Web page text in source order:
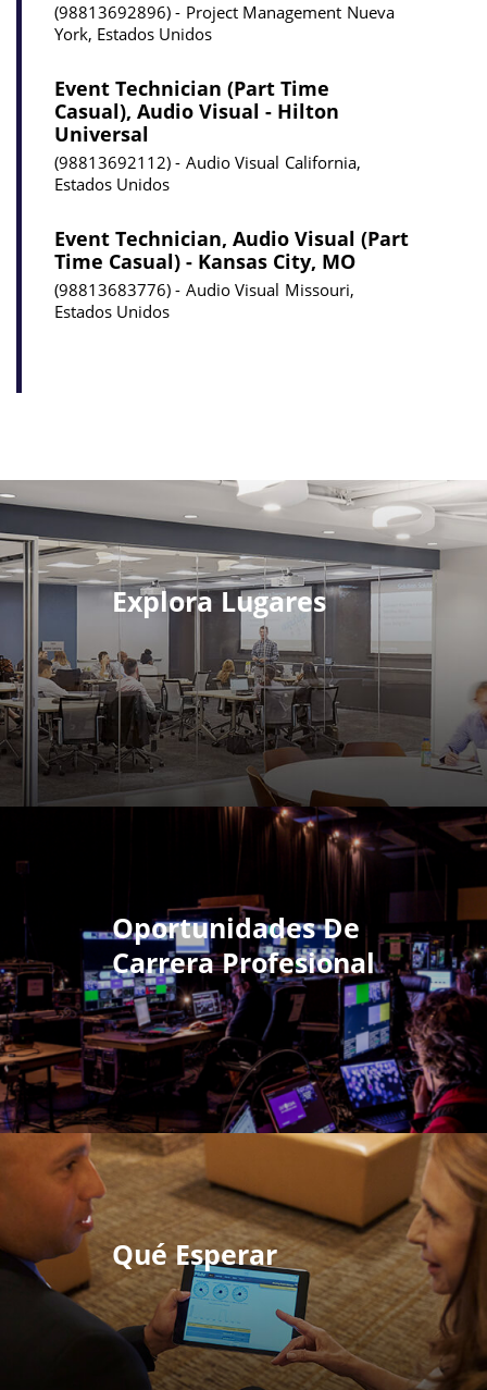
98813692896 Project Management Nueva
York, Estados Unidos
Event Technician (Part Time
Casual), Audio Visual - Hilton
Universal
98813692112 Audio Visual California,
Estados Unidos
Event Technician, Audio Visual (Part
Time Casual) - Kansas City, MO
98813683776 Audio Visual Missouri,
Estados Unidos
Explora Lugares
Oportunidades De
Carrera Profesional
Qué Esperar